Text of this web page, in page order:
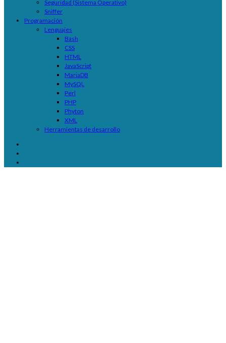
Seguridad (Sistema Operativo)
Sniffer
Programación
Lenguajes
Bash
CSS
HTML
JavaScript
MariaDB
MySQL
Perl
PHP
Phyton
XML
Herramientas de desarrollo